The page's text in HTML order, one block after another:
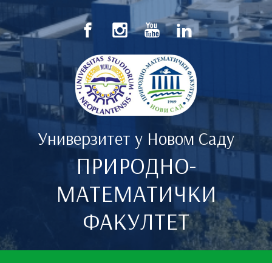
Скип то маин цонтент
Универзитет у Новом Саду
ПРИРОДНО-
МАТЕМАТИЧКИ
ФАКУЛТЕТ